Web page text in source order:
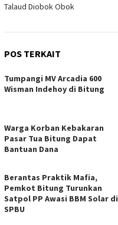
Talaud Diobok Obok
POS TERKAIT
Tumpangi MV Arcadia 600
Wisman Indehoy di Bitung
Warga Korban Kebakaran
Pasar Tua Bitung Dapat
Bantuan Dana
Berantas Praktik Mafia,
Pemkot Bitung Turunkan
Satpol PP Awasi BBM Solar di
SPBU